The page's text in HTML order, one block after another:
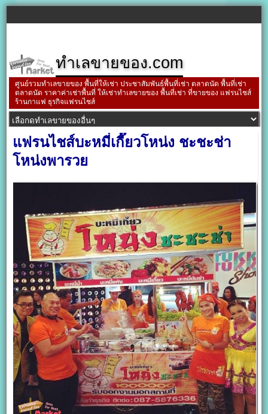
ทำเลขายของ.com
ศูนย์รวมทำเลขายของ พื้นที่ให้เช่า ประชาสัมพันธ์พื้นที่เช่า ตลาดนัด พื้นที่เช่า
ตลาดนัด ราคาค่าเช่าพื้นที่ ให้เช่าทำเลขายของ พื้นที่เช่า ที่ขายของ แฟรนไชส์
ร้านกาแฟ ธุรกิจแฟรนไชส์
แฟรนไชส์บะหมี่เกี๊ยวโหน่ง ชะชะช่า
โหน่งพารวย